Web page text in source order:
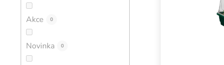
Akce 0
Novinka 0